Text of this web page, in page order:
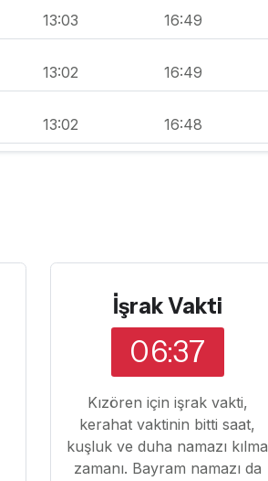
13:03 16:49
13:02 16:49
13:02 16:48
İşrak Vakti
06:37
Kızören için işrak vakti,
kerahat vaktinin bitti saat,
kuşluk ve duha namazı kılma
zamanı. Bayram namazı da